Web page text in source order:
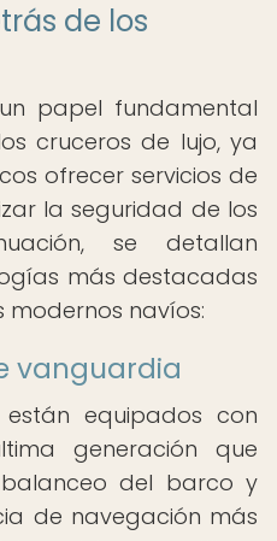
de los
papel fundamental
cruceros de lujo, ya
ofrecer servicios de
la seguridad de los
se detallan
más destacadas
modernos navíos:
vanguardia
equipados con
generación que
del barco y
de navegación más